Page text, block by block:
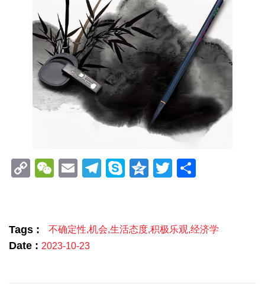
CopyWeChat
EmailTelegram
SkypeQzoneTwitter
Tags : 不确定性,机会,生活态度,积极乐观,经济学
Date : 2023-10-23